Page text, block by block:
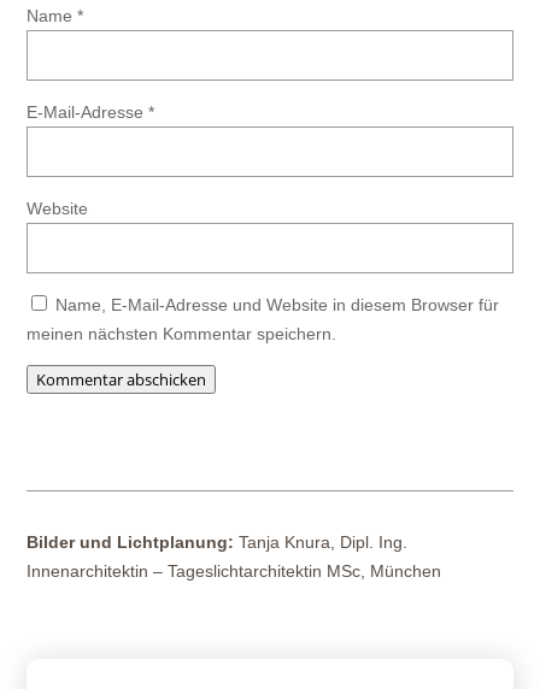
Name*
E-Mail-Adresse*
Website
Name, E-Mail-Adresse und Website in diesem Browser für
meinen nächsten Kommentar speichern.
Kommentar abschicken
Bilder und Lichtplanung: Tanja Knura, Dipl. Ing.
Innenarchitektin – Tageslichtarchitektin MSc, München